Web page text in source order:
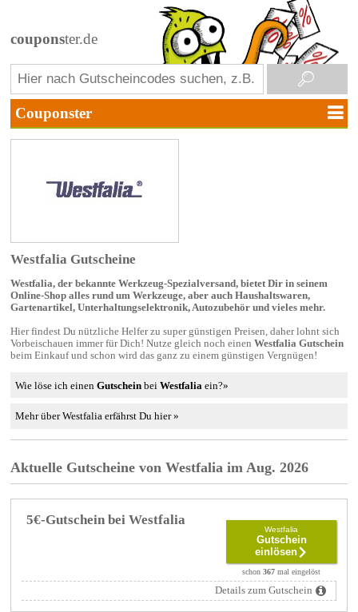
couponster.de
Westfalia Gutscheine
Westfalia, der bekannte Werkzeug-Spezialversand, bietet Dir in seinem
Online-Shop alles rund um Werkzeuge, aber auch Haushaltswaren,
Gartenartikel, Unterhaltungselektronik, Autozubehör und vieles mehr.
Hier findest Du nützliche Helfer zu super günstigen Preisen, daher lohnt sich
Vorbeischauen immer für Dich! Nutze gleich noch einen Westfalia Gutschein
beim Einkauf und schon wird das ganz zu einem günstigen Vergnügen!
Wie löse ich einenGutschein beiWestfalia ein?»
Mehr über Westfalia erfährst Du hier »
Aktuelle Gutscheine von Westfalia im Aug. 2026
5€-Gutschein bei Westfalia
Westfalia
Gutschein
einlösen
schon367 mal eingelöst
Details zum Gutschein